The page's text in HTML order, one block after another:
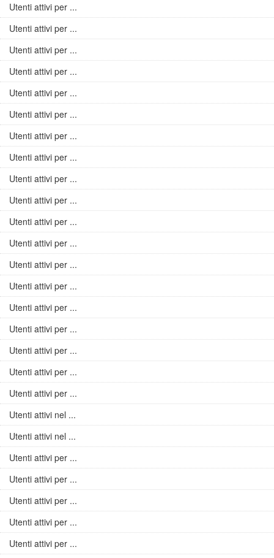
Utenti attivi per ...
Utenti attivi per ...
Utenti attivi per ...
Utenti attivi per ...
Utenti attivi per ...
Utenti attivi per ...
Utenti attivi per ...
Utenti attivi per ...
Utenti attivi per ...
Utenti attivi per ...
Utenti attivi per ...
Utenti attivi per ...
Utenti attivi per ...
Utenti attivi per ...
Utenti attivi per ...
Utenti attivi per ...
Utenti attivi per ...
Utenti attivi per ...
Utenti attivi per ...
Utenti attivi nel ...
Utenti attivi nel ...
Utenti attivi per ...
Utenti attivi per ...
Utenti attivi per ...
Utenti attivi per ...
Utenti attivi per ...